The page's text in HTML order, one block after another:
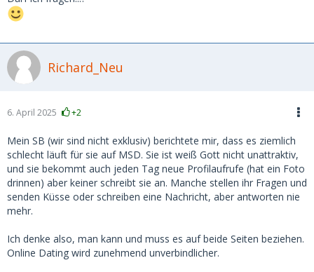
Richard_Neu
6. April 2025 +2
Mein SB (wir sind nicht exklusiv) berichtete mir, dass es ziemlich
schlecht läuft für sie auf MSD. Sie ist weiß Gott nicht unattraktiv,
und sie bekommt auch jeden Tag neue Profilaufrufe (hat ein Foto
drinnen) aber keiner schreibt sie an. Manche stellen ihr Fragen und
senden Küsse oder schreiben eine Nachricht, aber antworten nie
mehr.
Ich denke also, man kann und muss es auf beide Seiten beziehen.
Online Dating wird zunehmend unverbindlicher.